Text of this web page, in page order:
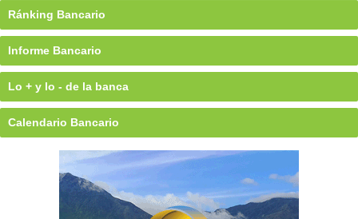
Ránking Bancario
Informe Bancario
Lo + y lo - de la banca
Calendario Bancario